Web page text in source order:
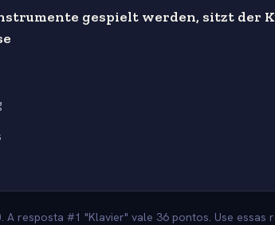
gespielt werden, sitzt der
A resposta #1 "Klavier" vale 36 pontos. Use essas